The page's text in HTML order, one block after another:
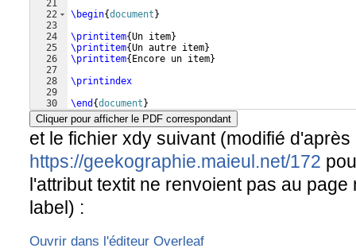
21
22
23
24
25
26
27
28
29
30
\begin{document }
\printitem{Un item}
\printitem{Un autre item}
\printitem{ Encore un item}
\printindex
\end {document }
Cliquer pour afficher le PDF correspondant
et le fichier xdy suivant (modifié d'après
https://geekographie.maieul.net/172
l'attribut textit ne renvoient pas au
label) :
Ouvrir dans l'éditeur Overleaf